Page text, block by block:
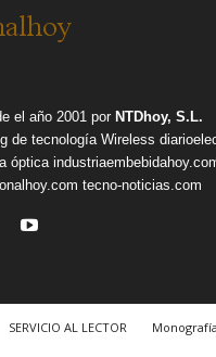
el año 2001 por NTDhoy, S.L.
de tecnología Wireless
óptica
tecno-noticias.com
SERVICIO AL LECTOR